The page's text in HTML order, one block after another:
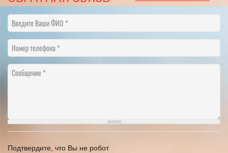
Введите Ваши ФИО
Номер телефона
Сообщение
Подтвердите, что Вы не робот